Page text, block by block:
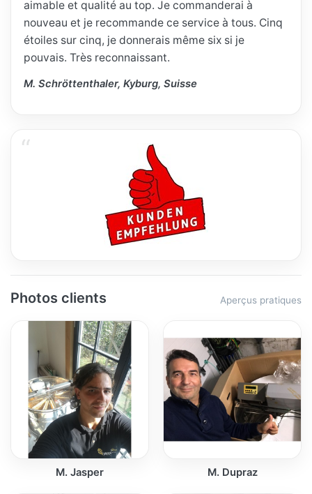
aimable et qualité au top. Je commanderai à
nouveau et je recommande ce service à tous. Cinq
étoiles sur cinq, je donnerais même six si je
pouvais. Très reconnaissant.
M. Schröttenthaler, Kyburg, Suisse
Photos clients Aperçus pratiques
M. Jasper M. Dupraz